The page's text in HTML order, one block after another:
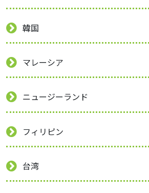
韓国
マレーシア
ニュージーランド
フィリピン
台湾